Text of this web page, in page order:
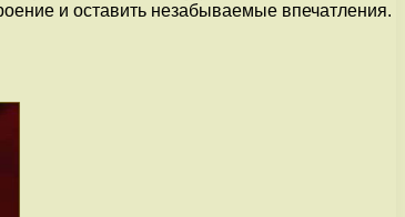
и оставить незабываемые впечатления.